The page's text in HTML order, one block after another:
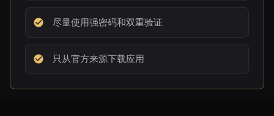
尽量使用强密码和双重验证
只从官方来源下载应用